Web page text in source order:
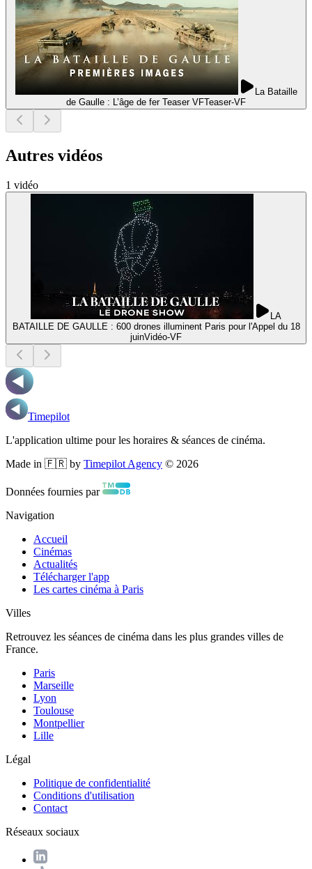
La Bataille
de Gaulle : L’âge de fer Teaser VFTeaser-VF
Autres vidéos
1 vidéo
LA
BATAILLE DE GAULLE : 600 drones illuminent Paris pour l'Appel du 18
juinVidéo-VF
Timepilot
L'application ultime pour les horaires & séances de cinéma.
Made in 🇫🇷 by Timepilot Agency © 2026
Données fournies par
Navigation
Accueil
Cinémas
Actualités
Télécharger l'app
Les cartes cinéma à Paris
Villes
Retrouvez les séances de cinéma dans les plus grandes villes de
France.
Paris
Marseille
Lyon
Toulouse
Montpellier
Lille
Légal
Politique de confidentialité
Conditions d'utilisation
Contact
Réseaux sociaux